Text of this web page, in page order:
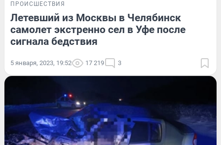
ПРОИСШЕСТВИЯ
Летевший из Москвы в Челябинск
самолет экстренно сел в Уфе после
сигнала бедствия
5 января, 2023, 19:52 17 219 3